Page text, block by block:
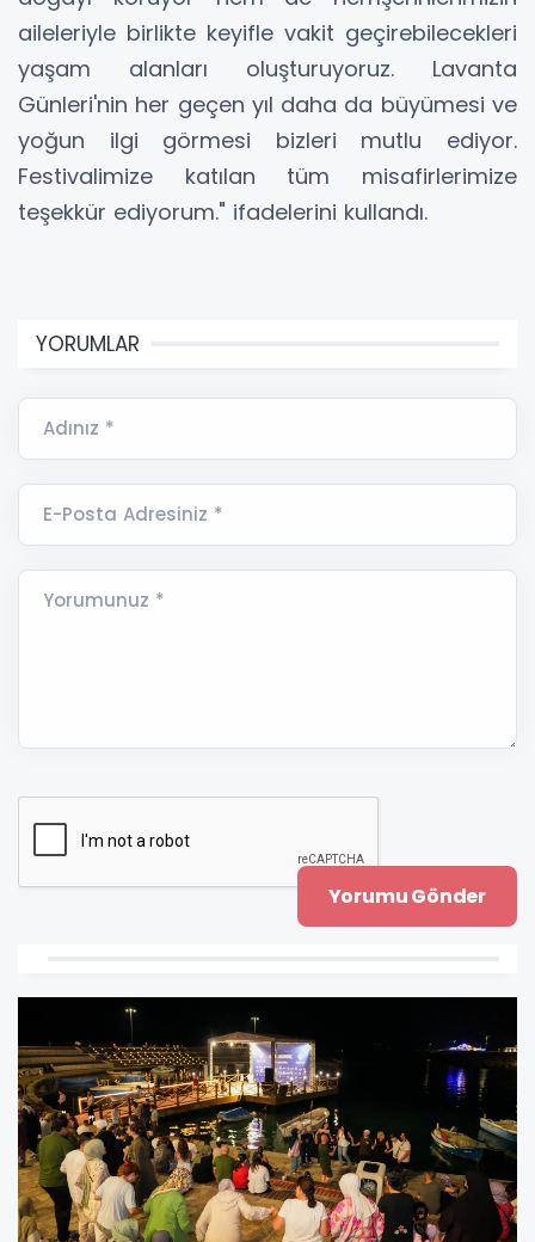
aileleriyle birlikte keyifle vakit geçirebilecekleri
yaşam alanları oluşturuyoruz. Lavanta
Günleri'nin her geçen yıl daha da büyümesi ve
yoğun ilgi görmesi bizleri mutlu ediyor.
Festivalimize katılan tüm misafirlerimize
teşekkür ediyorum." ifadelerini kullandı.
YORUMLAR
Adınız *
E-Posta Adresiniz *
Yorumunuz *